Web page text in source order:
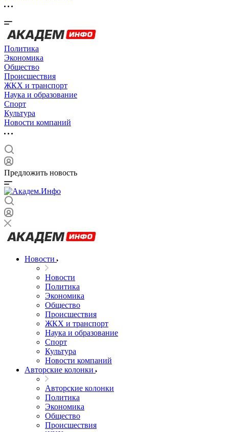
Политика
Экономика
Общество
Происшествия
ЖКХ и транспорт
Наука и образование
Спорт
Культура
Новости компаний
Предложить новость
Новости
Новости
Политика
Экономика
Общество
Происшествия
ЖКХ и транспорт
Наука и образование
Спорт
Культура
Новости компаний
Авторские колонки
Авторские колонки
Политика
Экономика
Общество
Происшествия